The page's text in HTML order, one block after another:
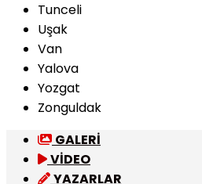
Tunceli
Uşak
Van
Yalova
Yozgat
Zonguldak
GALERİ
VİDEO
YAZARLAR